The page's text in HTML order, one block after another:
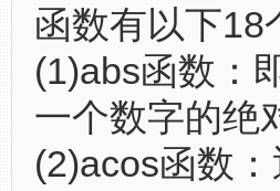
函数有以下18
(1)abs函数：
一个数字的绝
(2)acos函数